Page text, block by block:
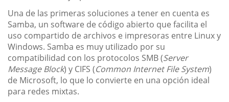
Una de las primeras soluciones a tener en cuenta es
Samba, un software de código abierto que facilita el
uso compartido de archivos e impresoras entre Linux y
Windows. Samba es muy utilizado por su
compatibilidad con los protocolos SMB (Server
Message Block) y CIFS (Common Internet File System)
de Microsoft, lo que lo convierte en una opción ideal
para redes mixtas.